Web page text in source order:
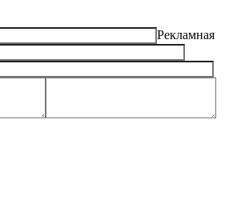
Рекламная